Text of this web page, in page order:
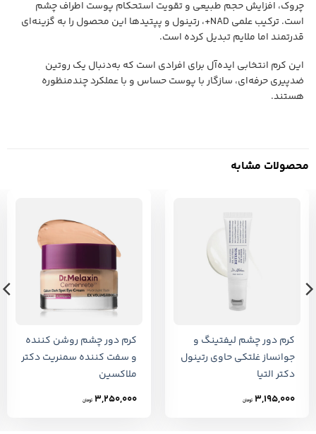
چروک، افزایش حجم طبیعی و تقویت استحکام پوست اطراف چشم
است. ترکیب علمی NAD+، رتینول و پپتیدها این محصول را به گزینه‌ای
قدرتمند اما ملایم تبدیل کرده است.
این کرم انتخابی ایده‌آل برای افرادی است که به‌دنبال یک روتین
ضدپیری حرفه‌ای، سازگار با پوست حساس و با عملکرد چندمنظوره
هستند.
محصولات مشابه
کرم دور چشم لیفتینگ و
جوانساز غلتکی حاوی رتینول
دکتر التیا
3,195,000 تومان
کرم دور چشم روشن کننده
و سفت کننده سمنریت دکتر
ملاکسین
3,250,000 تومان